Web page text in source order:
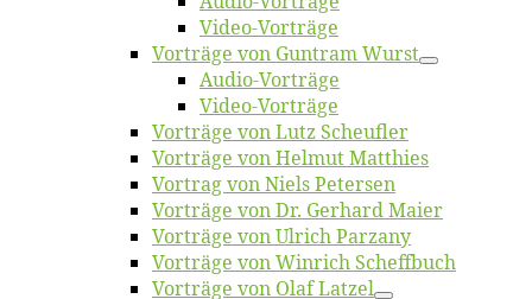
Vi­deo-Vor­trä­ge
Vor­trä­ge von Gun­tram Wurst
Au­dio-Vor­trä­ge
Vi­deo-Vor­trä­ge
Vor­trä­ge von Lutz Scheufler
Vor­trä­ge von Hel­mut Matthies
Vor­trag von Niels Petersen
Vor­trä­ge von Dr. Ger­hard Maier
Vor­trä­ge von Ul­rich Parzany
Vor­trä­ge von Win­rich Scheffbuch
Vor­trä­ge von Olaf Latzel